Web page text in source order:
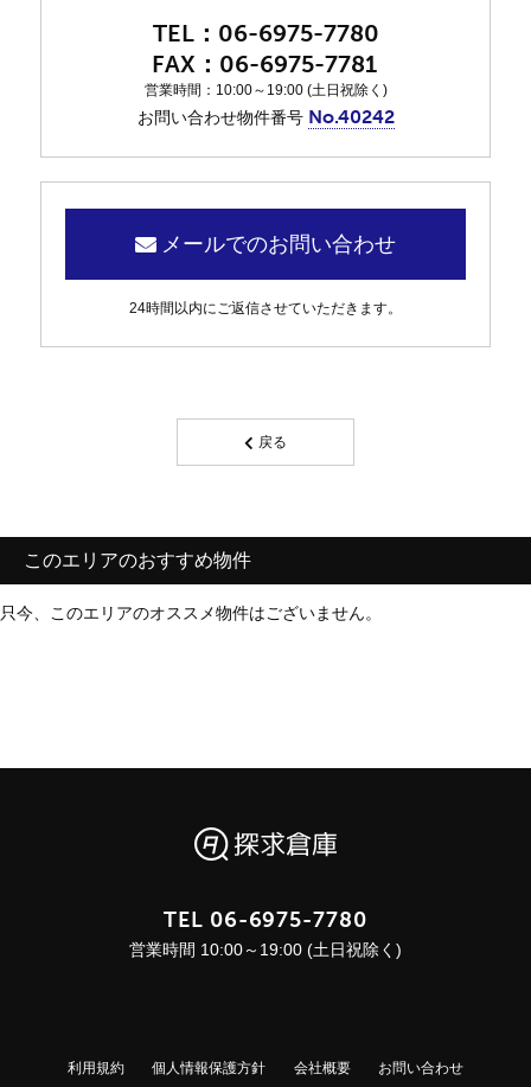
06-6975-7780
06-6975-7781
営業時間：10:00～19:00 (土日祝除く)
お問い合わせ物件番号 No.40242
メールでのお問い合わせ
24時間以内にご返信させていただきます。
戻る
このエリアのおすすめ物件
只今、このエリアのオススメ物件はございません。
TEL 06-6975-7780
営業時間 10:00～19:00 (土日祝除く)
利用規約 個人情報保護方針 会社概要 お問い合わせ